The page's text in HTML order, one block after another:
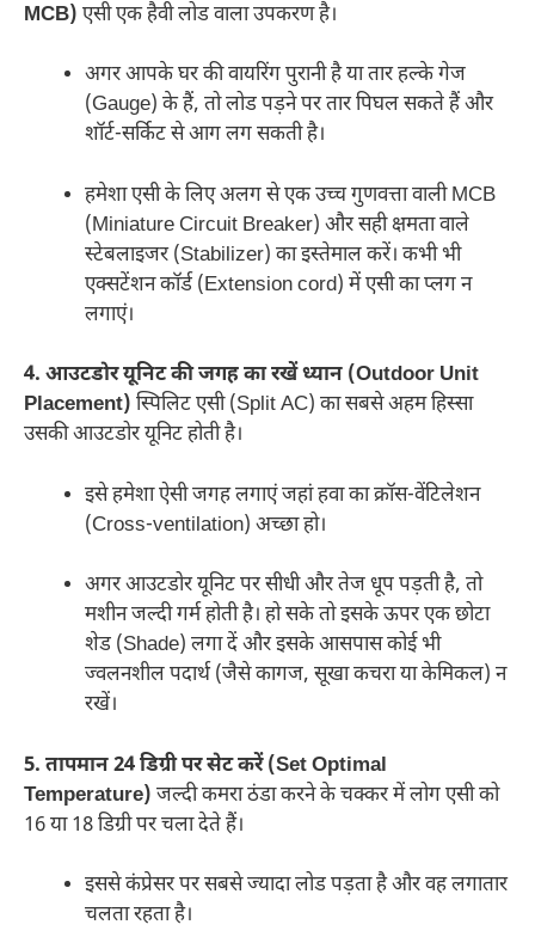
MCB) एसी एक हैवी लोड वाला उपकरण है।
अगर आपके घर की वायरिंग पुरानी है या तार हल्के गेज
(Gauge) के हैं, तो लोड पड़ने पर तार पिघल सकते हैं और
शॉर्ट-सर्किट से आग लग सकती है।
हमेशा एसी के लिए अलग से एक उच्च गुणवत्ता वाली MCB
(Miniature Circuit Breaker) और सही क्षमता वाले
स्टेबलाइजर (Stabilizer) का इस्तेमाल करें। कभी भी
एक्सटेंशन कॉर्ड (Extension cord) में एसी का प्लग न
लगाएं।
4. आउटडोर यूनिट की जगह का रखें ध्यान (Outdoor Unit
Placement) स्पिलिट एसी (Split AC) का सबसे अहम हिस्सा
उसकी आउटडोर यूनिट होती है।
इसे हमेशा ऐसी जगह लगाएं जहां हवा का क्रॉस-वेंटिलेशन
(Cross-ventilation) अच्छा हो।
अगर आउटडोर यूनिट पर सीधी और तेज धूप पड़ती है, तो
मशीन जल्दी गर्म होती है। हो सके तो इसके ऊपर एक छोटा
शेड (Shade) लगा दें और इसके आसपास कोई भी
ज्वलनशील पदार्थ (जैसे कागज, सूखा कचरा या केमिकल) न
रखें।
5. तापमान 24 डिग्री पर सेट करें (Set Optimal
Temperature) जल्दी कमरा ठंडा करने के चक्कर में लोग एसी को
16 या 18 डिग्री पर चला देते हैं।
इससे कंप्रेसर पर सबसे ज्यादा लोड पड़ता है और वह लगातार
चलता रहता है।